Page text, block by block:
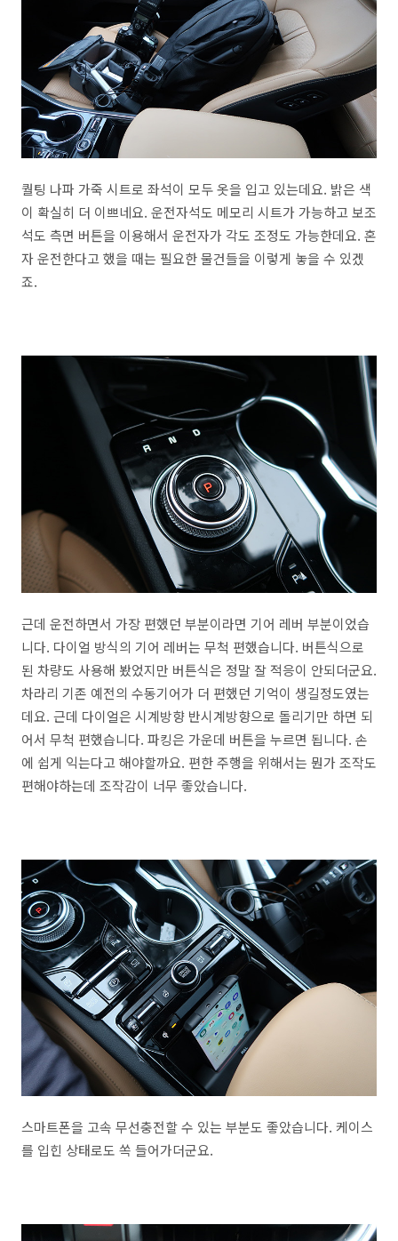
퀄팅 나파 가죽 시트로 좌석이 모두 옷을 입고 있는데요. 밝은 색
이 확실히 더 이쁘네요. 운전자석도 메모리 시트가 가능하고 보조
석도 측면 버튼을 이용해서 운전자가 각도 조정도 가능한데요. 혼
자 운전한다고 했을 때는 필요한 물건들을 이렇게 놓을 수 있겠
죠.
근데 운전하면서 가장 편했던 부분이라면 기어 레버 부분이었습
니다. 다이얼 방식의 기어 레버는 무척 편했습니다. 버튼식으로
된 차량도 사용해 봤었지만 버튼식은 정말 잘 적응이 안되더군요.
차라리 기존 예전의 수동기어가 더 편했던 기억이 생길정도였는
데요. 근데 다이얼은 시계방향 반시계방향으로 돌리기만 하면 되
어서 무척 편했습니다. 파킹은 가운데 버튼을 누르면 됩니다. 손
에 쉽게 익는다고 해야할까요. 편한 주행을 위해서는 뭔가 조작도
편해야하는데 조작감이 너무 좋았습니다.
스마트폰을 고속 무선충전할 수 있는 부분도 좋았습니다. 케이스
를 입힌 상태로도 쏙 들어가더군요.